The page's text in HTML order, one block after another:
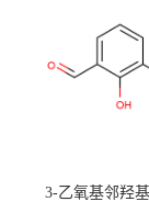
3-乙氧基邻羟